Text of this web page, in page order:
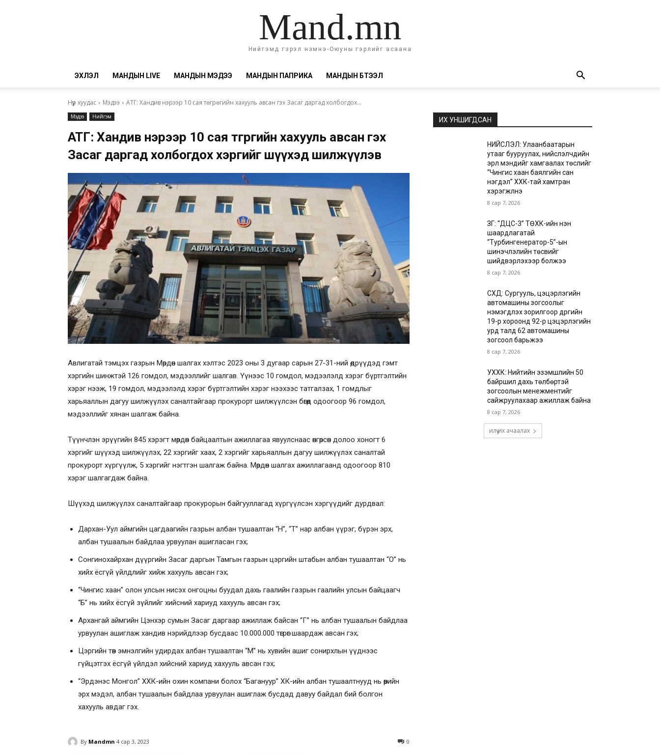
Mand.mn
Нийгэмд гэрэл нэмнэ-Оюуны гэрлийг асаана
ЭХЛЭЛ МАНДЫН LIVE МАНДЫН МЭДЭЭ МАНДЫН ПАПРИКА МАНДЫН БҮТЭЭЛ
Нүүр хуудас Мэдээ АТГ: Хандив нэрээр 10 сая төгрөгийн хахууль авсан гэх Засаг даргад холбогдох...
Мэдээ Нийгэм
АТГ: Хандив нэрээр 10 сая төгрөгийн хахууль авсан гэх
Засаг даргад холбогдох хэргийг шүүхэд шилжүүлэв
Авлигатай тэмцэх газрын Мөрдөн шалгах хэлтэс 2023 оны 3 дугаар сарын 27-31-ний өдрүүдэд гэмт
хэргийн шинжтэй 126 гомдол, мэдээллийг шалгав. Үүнээс 10 гомдол, мэдээлэлд хэрэг бүртгэлтийн
хэрэг нээж, 19 гомдол, мэдээлэлд хэрэг бүртгэлтийн хэрэг нээхээс татгалзах, 1 гомдлыг
харьяаллын дагуу шилжүүлэх саналтайгаар прокурорт шилжүүлсэн бөгөөд одоогоор 96 гомдол,
мэдээллийг хянан шалгаж байна.
Түүнчлэн эрүүгийн 845 хэрэгт мөрдөн байцаалтын ажиллагаа явуулснаас өнгөрсөн долоо хоногт 6
хэргийг шүүхэд шилжүүлэх, 22 хэргийг хаах, 2 хэргийг харьяаллын дагуу шилжүүлэх саналтай
прокурорт хүргүүлж, 5 хэргийг нэгтгэн шалгаж байна. Мөрдөн шалгах ажиллагаанд одоогоор 810
хэрэг шалгагдаж байна.
Шүүхэд шилжүүлэх саналтайгаар прокурорын байгууллагад хүргүүлсэн хэргүүдийг дурдвал:
Дархан-Уул аймгийн цагдаагийн газрын албан тушаалтан “Н”, “Т” нар албан үүрэг, бүрэн эрх,
албан тушаалын байдлаа урвуулан ашигласан гэх;
Сонгинохайрхан дүүргийн Засаг даргын Тамгын газрын цэргийн штабын албан тушаалтан “О” нь
хийх ёсгүй үйлдлийг хийж хахууль авсан гэх;
“Чингис хаан” олон улсын нисэх онгоцны буудал дахь гаалийн газрын гаалийн улсын байцаагч
“Б” нь хийх ёсгүй зүйлийг хийсний хариуд хахууль авсан гэх;
Архангай аймгийн Цэнхэр сумын Засаг даргаар ажиллаж байсан “Г” нь албан тушаалын байдлаа
урвуулан ашиглаж хандив нэрийдлээр бусдаас 10.000.000 төгрөг шаардаж авсан гэх;
Цэргийн төв эмнэлгийн удирдах албан тушаалтан “М” нь хувийн ашиг сонирхлын үүднээс
гүйцэтгэх ёсгүй үйлдэл хийсний хариуд хахууль авсан гэх;
“Эрдэнэс Монгол” ХХК-ийн охин компани болох “Багануур” ХК-ийн албан тушаалтнууд нь өөрийн
эрх мэдэл, албан тушаалын байдлаа урвуулан ашиглаж бусдад давуу байдал бий болгон
хахууль авдаг гэх.
By Mandmn 4 сар 3, 2023 0
ИХ УНШИГДСАН
НИЙСЛЭЛ: Улаанбаатарын
утааг бууруулах, нийслэлчүүдийн
эрүүл мэндийг хамгаалах төслийг
“Чингис хаан баялгийн сан
нэгдэл” ХХК-тай хамтран
хэрэгжүүлнэ
8 сар 7, 2026
ЗГ: “ДЦС-3” ТӨХК-ийн нэн
шаардлагатай
“Турбингенератор-5”-ын
шинэчлэлийн төсвийг
шийдвэрлэхээр болжээ
8 сар 7, 2026
СХД: Сургууль, цэцэрлэгийн
автомашины зогсоолыг
нэмэгдүүлэх зорилгоор дүүргийн
19-р хороонд 92-р цэцэрлэгийн
урд талд 62 автомашины
зогсоол барьжээ
8 сар 7, 2026
УХХК: Нийтийн эзэмшлийн 50
байршил дахь төлбөртэй
зогсоолын менежментийг
сайжруулахаар ажиллаж байна
8 сар 7, 2026
илүү их ачаалах